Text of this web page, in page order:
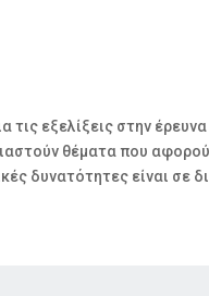
τις εξελίξεις στην
θέματα που
δυνατότητες είναι σε